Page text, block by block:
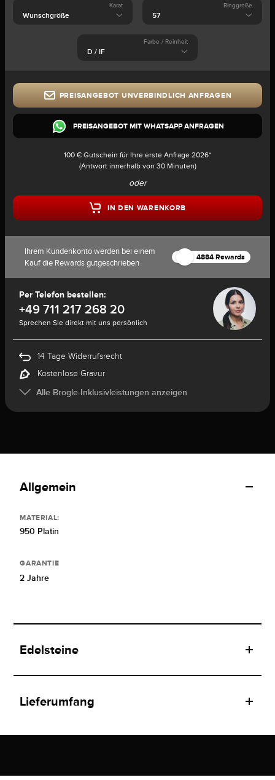
Karat Ringgröße
Farbe / Reinheit
PREISANGEBOT UNVERBINDLICH ANFRAGEN
PREISANGEBOT MIT WHATSAPP ANFRAGEN
100 € Gutschein für Ihre erste Anfrage 2026*
(Antwort innerhalb von 30 Minuten)
oder
IN DEN WARENKORB
Ihrem Kundenkonto werden bei einem
Kauf die Rewards gutgeschrieben
4884 Rewards
Per Telefon bestellen:
+49 711 217 268 20
Sprechen Sie direkt mit uns persönlich
14 Tage Widerrufsrecht
Kostenlose Gravur
Alle Brogle-Inklusivleistungen anzeigen
Allgemein
MATERIAL:
950 Platin
GARANTIE
2 Jahre
Edelsteine
Lieferumfang